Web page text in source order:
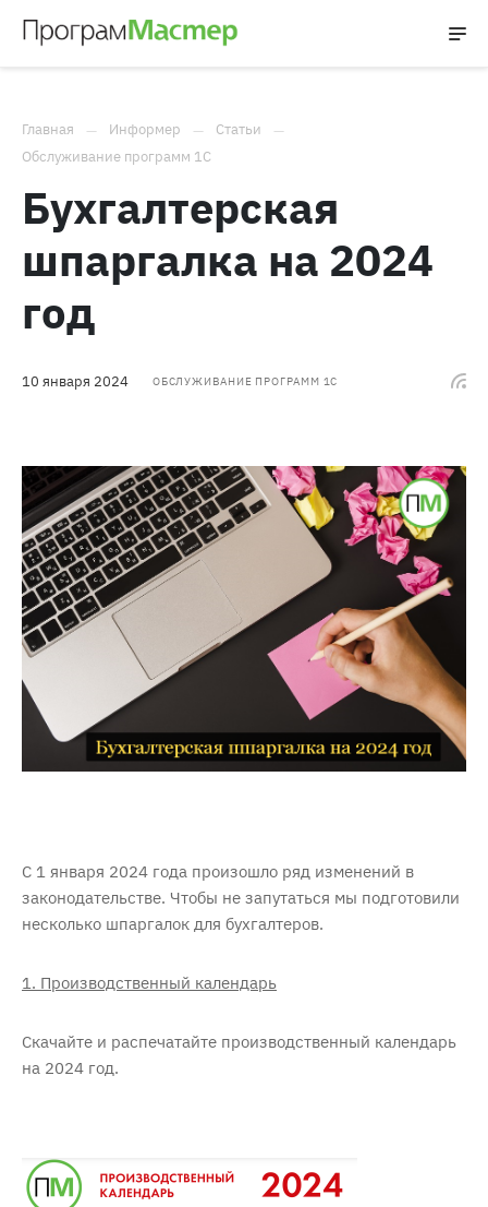
Главная Информер
Статьи
Обслуживание программ 1С
Бухгалтерская
шпаргалка на 2024
год
10 января 2024 ОБСЛУЖИВАНИЕ ПРОГРАММ 1С
С 1 января 2024 года произошло ряд изменений в
законодательстве. Чтобы не запутаться мы подготовили
несколько шпаргалок для бухгалтеров.
1. Производственный календарь
Cкачайте и распечатайте производственный календарь
на 2024 год.